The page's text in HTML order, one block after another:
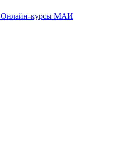
Онлайн-курсы МАИ